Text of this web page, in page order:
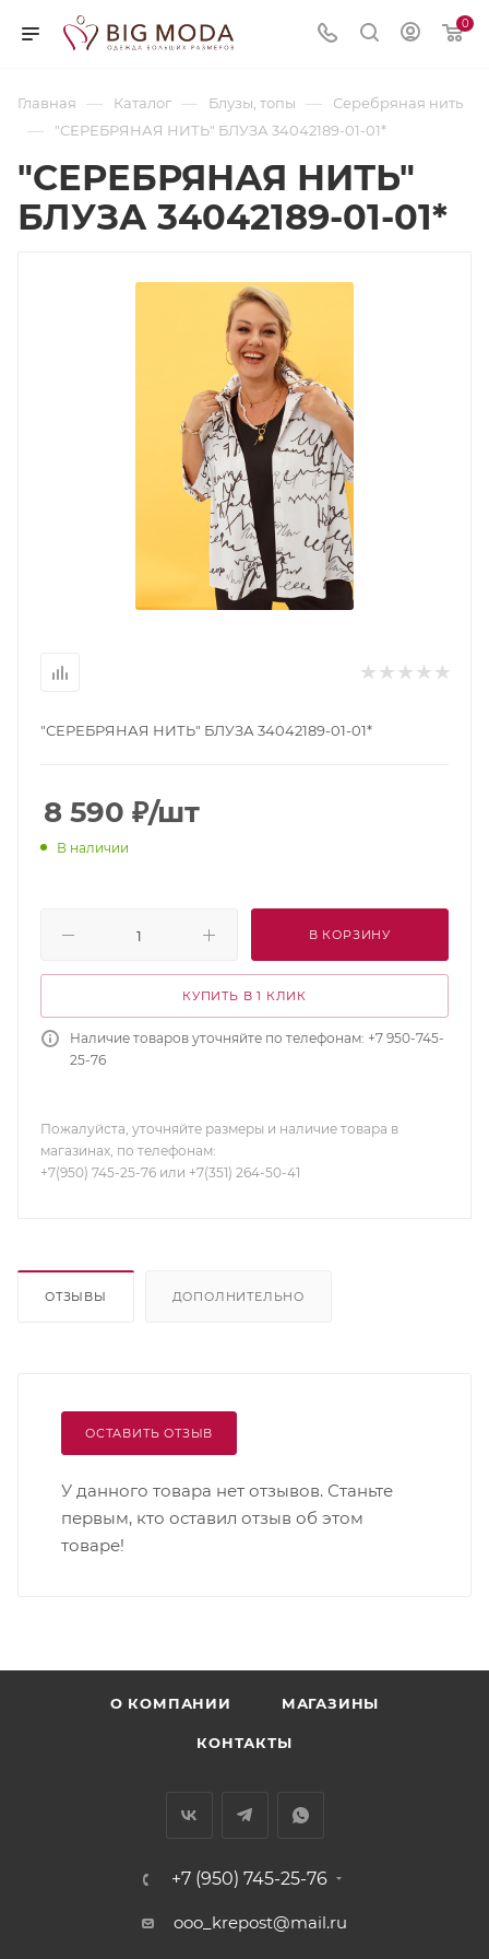
0
Главная — Каталог — Блузы, топы — Серебряная нить
— "СЕРЕБРЯНАЯ НИТЬ" БЛУЗА 34042189-01-01*
"СЕРЕБРЯНАЯ НИТЬ"
БЛУЗА 34042189-01-01*
"СЕРЕБРЯНАЯ НИТЬ" БЛУЗА 34042189-01-01*
8 590 ₽/шт
В наличии
В КОРЗИНУ
КУПИТЬ В 1 КЛИК
Наличие товаров уточняйте по телефонам: +7 950-745-
25-76
Пожалуйста, уточняйте размеры и наличие товара в
магазинах, по телефонам:
+7(950) 745-25-76 или +7(351) 264-50-41
ОТЗЫВЫ ДОПОЛНИТЕЛЬНО
ОСТАВИТЬ ОТЗЫВ
У данного товара нет отзывов. Станьте
первым, кто оставил отзыв об этом
товаре!
О КОМПАНИИ МАГАЗИНЫ
КОНТАКТЫ
+7 (950) 745-25-76
ooo_krepost@mail.ru